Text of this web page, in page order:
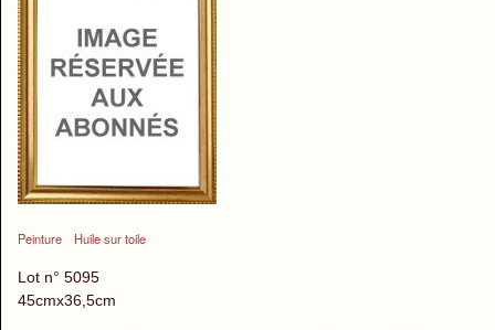
Peinture Huile sur toile
Lot n° 5095
45cmx36,5cm